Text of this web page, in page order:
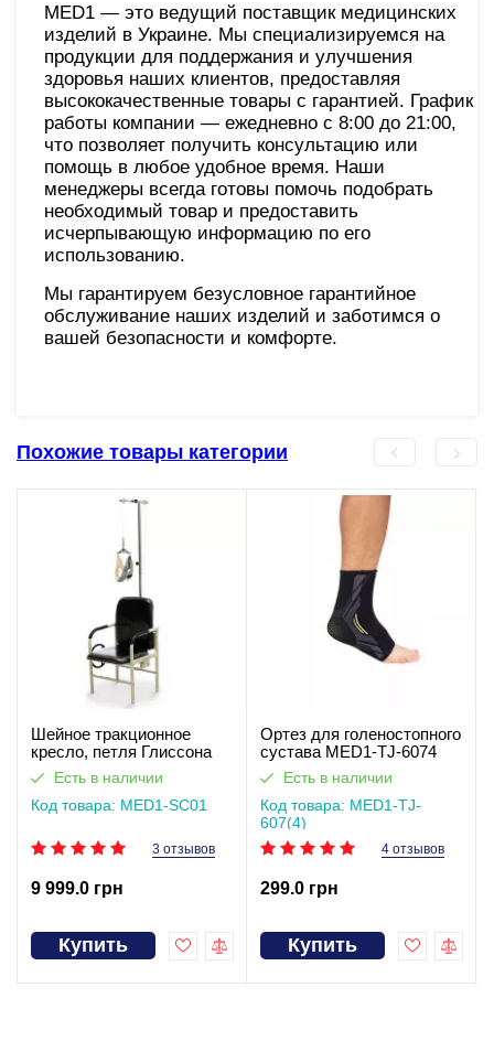
MED1 — это ведущий поставщик медицинских
изделий в Украине. Мы специализируемся на
продукции для поддержания и улучшения
здоровья наших клиентов, предоставляя
высококачественные товары с гарантией. График
работы компании — ежедневно с 8:00 до 21:00,
что позволяет получить консультацию или
помощь в любое удобное время. Наши
менеджеры всегда готовы помочь подобрать
необходимый товар и предоставить
исчерпывающую информацию по его
использованию.
Мы гарантируем безусловное гарантийное
обслуживание наших изделий и заботимся о
вашей безопасности и комфорте.
Похожие товары категории
Шейное тракционное
кресло, петля Глиссона
MED1-SC01
Есть в наличии
Код товара: MED1-SC01
3 отзывов
9 999.0 грн
Купить
Ортез для голеностопного
сустава MED1-TJ-6074
Есть в наличии
Код товара: MED1-TJ-
607(4)
4 отзывов
299.0 грн
Купить